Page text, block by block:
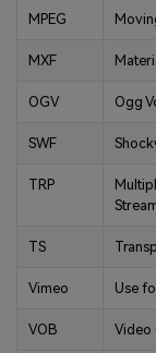
MPEG
MXF
OGV Ogg
SWF
TRP
TS
Vimeo Use
VOB Video